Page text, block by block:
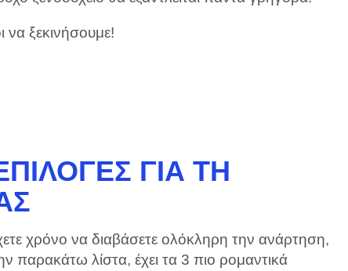
να ξεκινήσουμε!
ΓΙΑ ΤΗ
χρόνο να διαβάσετε ολόκληρη την ανάρτηση,
παρακάτω λίστα, έχει τα 3 πιο ρομαντικά